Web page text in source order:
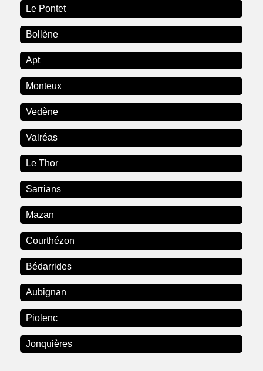
Le Pontet
Bollène
Apt
Monteux
Vedène
Valréas
Le Thor
Sarrians
Mazan
Courthézon
Bédarrides
Aubignan
Piolenc
Jonquières